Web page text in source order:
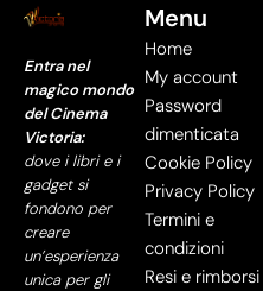
Entra nel
magico mondo
del Cinema
Victoria:
dove i libri e i
gadget si
fondono per
creare
un’esperienza
unica per gli
Menu
Home
My account
Password
dimenticata
Cookie Policy
Privacy Policy
Termini e
condizioni
Resi e rimborsi